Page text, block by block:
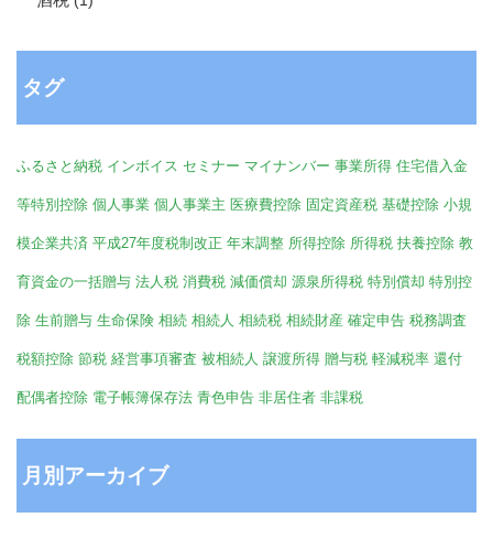
タグ
ふるさと納税 インボイス セミナー マイナンバー 事業所得 住宅借入金
等特別控除 個人事業 個人事業主 医療費控除 固定資産税 基礎控除 小規
模企業共済 平成27年度税制改正 年末調整 所得控除 所得税 扶養控除 教
育資金の一括贈与 法人税 消費税 減価償却 源泉所得税 特別償却 特別控
除 生前贈与 生命保険 相続 相続人 相続税 相続財産 確定申告 税務調査
税額控除 節税 経営事項審査 被相続人 譲渡所得 贈与税 軽減税率 還付
配偶者控除 電子帳簿保存法 青色申告 非居住者 非課税
月別アーカイブ